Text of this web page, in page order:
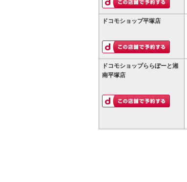
ドコモショップ平塚店
ドコモショップららぽーと湘
南平塚店